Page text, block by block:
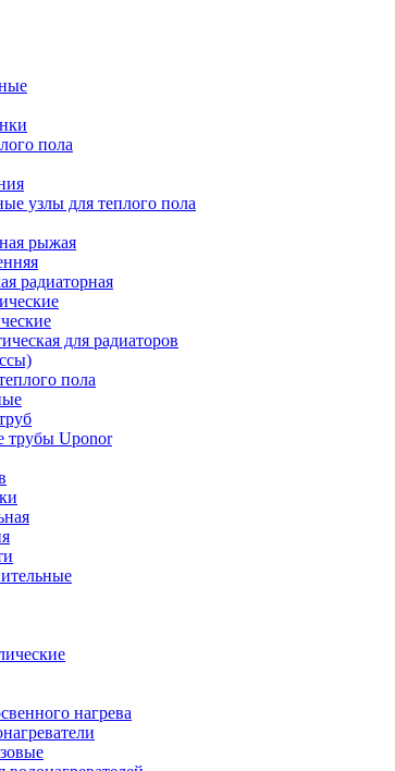
пола
узлы для теплого пола
рыжая
радиаторная
для радиаторов
пола
трубы Uponor
нагрева